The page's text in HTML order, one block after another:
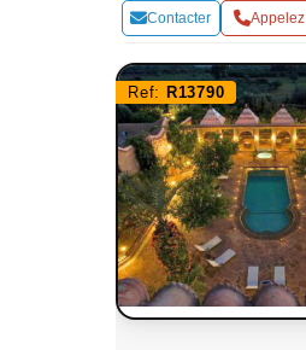
Contacter Appelez
Ref: R13790